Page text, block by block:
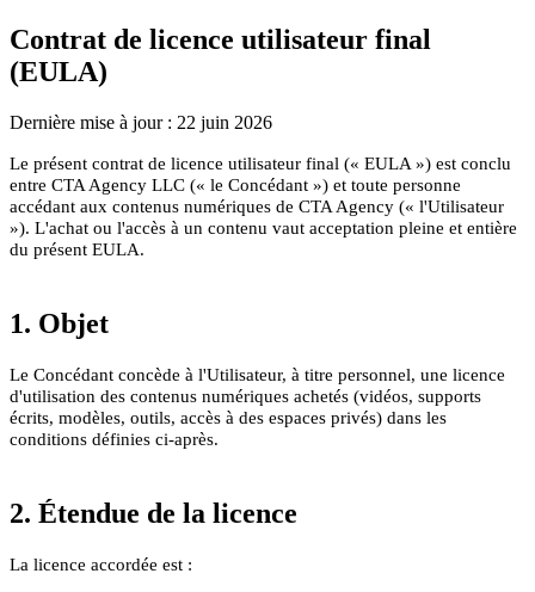
Contrat de licence utilisateur final
(EULA)
Dernière mise à jour : 22 juin 2026
Le présent contrat de licence utilisateur final (« EULA ») est conclu
entre CTA Agency LLC (« le Concédant ») et toute personne
accédant aux contenus numériques de CTA Agency (« l'Utilisateur
»). L'achat ou l'accès à un contenu vaut acceptation pleine et entière
du présent EULA.
1. Objet
Le Concédant concède à l'Utilisateur, à titre personnel, une licence
d'utilisation des contenus numériques achetés (vidéos, supports
écrits, modèles, outils, accès à des espaces privés) dans les
conditions définies ci-après.
2. Étendue de la licence
La licence accordée est :